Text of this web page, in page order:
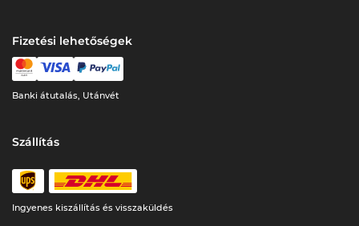
Fizetési lehetőségek
Banki átutalás, Utánvét
Szállítás
Ingyenes kiszállítás és visszaküldés